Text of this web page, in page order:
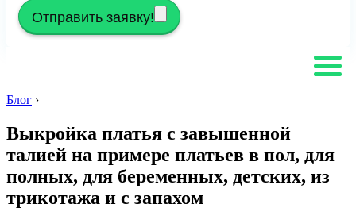
Отправить заявку!
Блог ›
Выкройка платья с завышенной
талией на примере платьев в пол, для
полных, для беременных, детских, из
трикотажа и с запахом